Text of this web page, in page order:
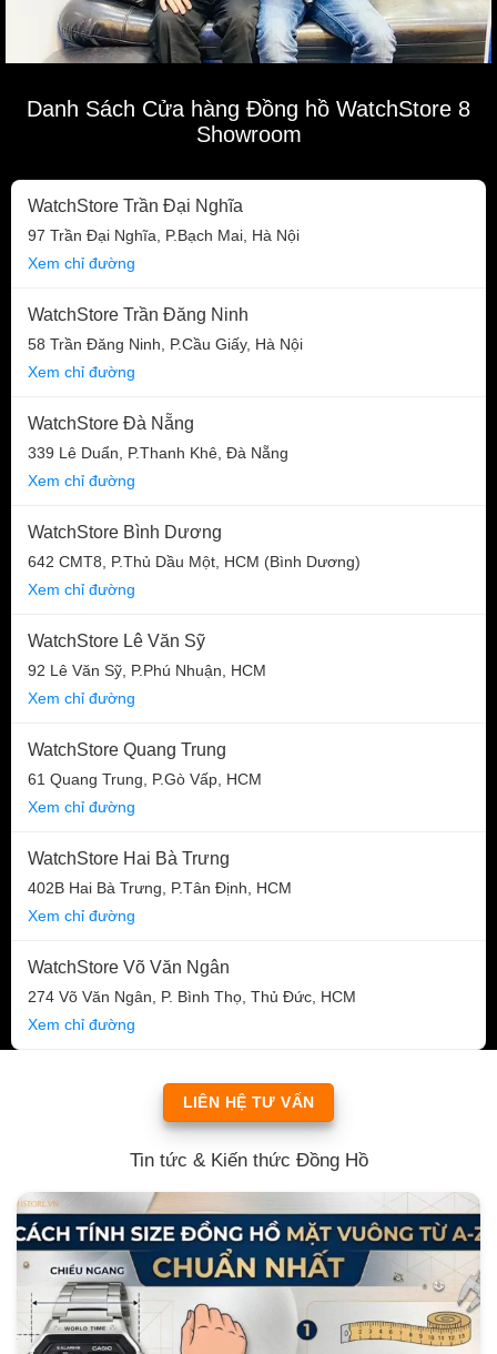
Danh Sách Cửa hàng Đồng hồ WatchStore 8
Showroom
WatchStore Trần Đại Nghĩa
97 Trần Đại Nghĩa, P.Bạch Mai, Hà Nội
Xem chỉ đường
WatchStore Trần Đăng Ninh
58 Trần Đăng Ninh, P.Cầu Giấy, Hà Nội
Xem chỉ đường
WatchStore Đà Nẵng
339 Lê Duẩn, P.Thanh Khê, Đà Nẵng
Xem chỉ đường
WatchStore Bình Dương
642 CMT8, P.Thủ Dầu Một, HCM (Bình Dương)
Xem chỉ đường
WatchStore Lê Văn Sỹ
92 Lê Văn Sỹ, P.Phú Nhuận, HCM
Xem chỉ đường
WatchStore Quang Trung
61 Quang Trung, P.Gò Vấp, HCM
Xem chỉ đường
WatchStore Hai Bà Trưng
402B Hai Bà Trưng, P.Tân Định, HCM
Xem chỉ đường
WatchStore Võ Văn Ngân
274 Võ Văn Ngân, P. Bình Thọ, Thủ Đức, HCM
Xem chỉ đường
LIÊN HỆ TƯ VẤN
Tin tức & Kiến thức Đồng Hồ